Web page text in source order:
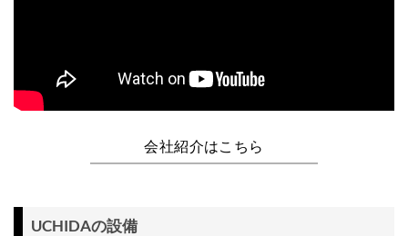
会社紹介はこちら
UCHIDAの設備